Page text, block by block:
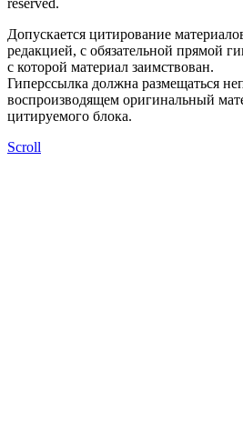
reserved.
Допускается цитирование
редакцией, с обязательной прямой
с которой материал заимствован.
Гиперссылка должна размещаться
воспроизводящем оригинальный
цитируемого блока.
Scroll